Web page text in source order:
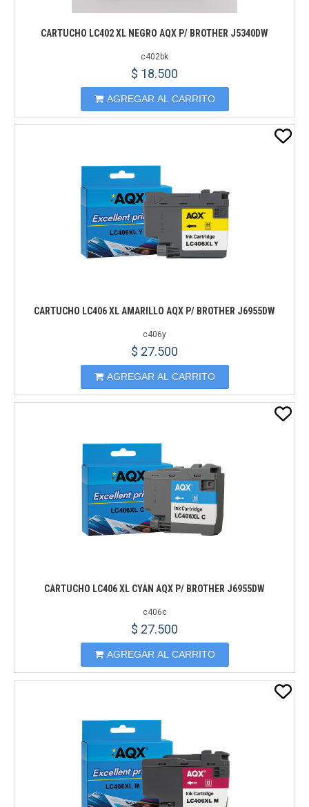
CARTUCHO LC402 XL NEGRO AQX P/ BROTHER J5340DW
c402bk
$ 18.500
AGREGAR AL CARRITO
CARTUCHO LC406 XL AMARILLO AQX P/ BROTHER J6955DW
c406y
$ 27.500
AGREGAR AL CARRITO
CARTUCHO LC406 XL CYAN AQX P/ BROTHER J6955DW
c406c
$ 27.500
AGREGAR AL CARRITO